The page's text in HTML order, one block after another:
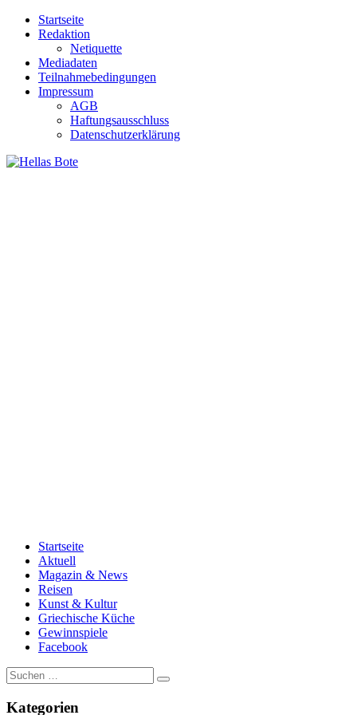
Zum
Inhalt
Startseite
Redaktion
Netiquette
Mediadaten
Teilnahmebedingungen
Impressum
AGB
Haftungsausschluss
Datenschutzerklärung
Startseite
Aktuell
Magazin & News
Reisen
Kunst & Kultur
Griechische Küche
Gewinnspiele
Facebook
Suche
nach:
Kategorien